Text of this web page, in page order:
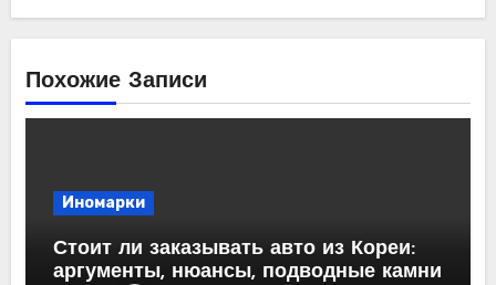
Похожие Записи
Иномарки
Стоит ли заказывать авто из Кореи:
аргументы, нюансы, подводные камни